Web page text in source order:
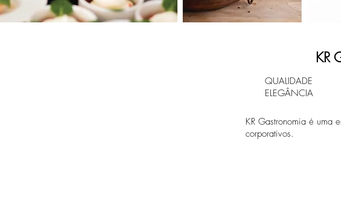
KR
ELEGÂNCIA
KR Gastronomia é uma
corporativos.